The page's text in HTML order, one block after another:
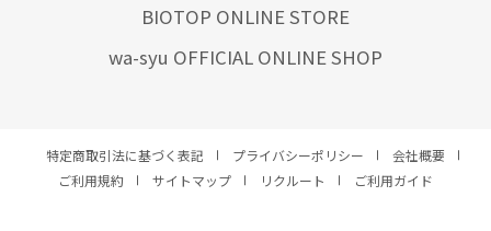
BIOTOP ONLINE STORE
wa-syu OFFICIAL ONLINE SHOP
特定商取引法に基づく表記 プライバシーポリシー
会社概要
ご利用規約
サイトマップ リクルート ご利用ガイド